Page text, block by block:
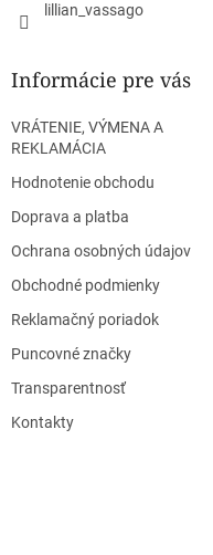
lillian_vassago
Informácie pre vás
VRÁTENIE, VÝMENA A
REKLAMÁCIA
Hodnotenie obchodu
Doprava a platba
Ochrana osobných údajov
Obchodné podmienky
Reklamačný poriadok
Puncovné značky
Transparentnosť
Kontakty